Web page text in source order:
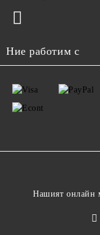
Ние работим с
Нашият онлайн